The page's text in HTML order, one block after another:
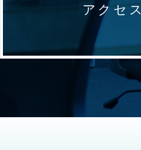
アクセス